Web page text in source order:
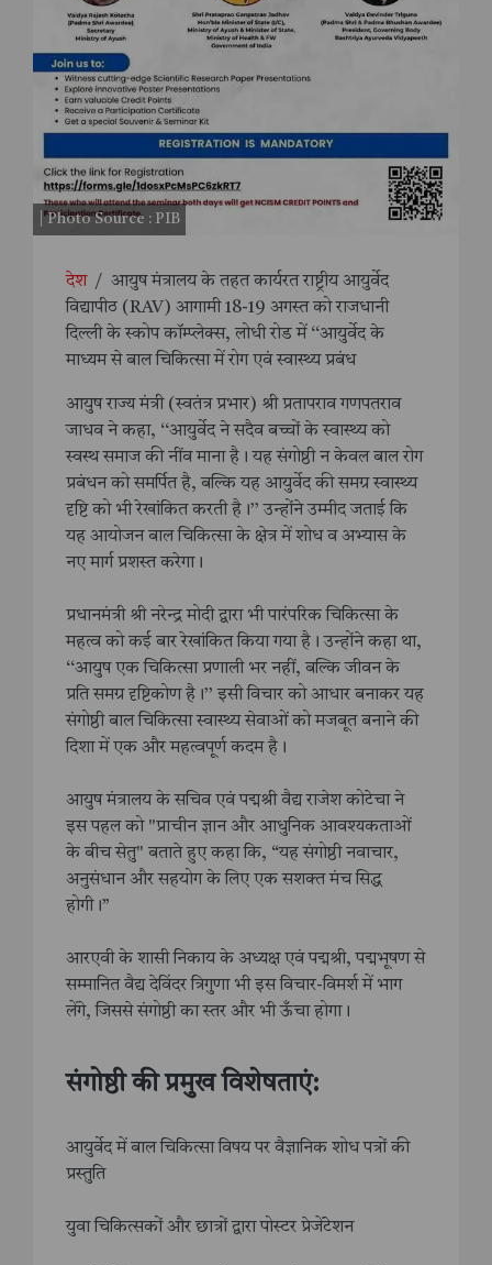
| Photo Source : PIB
देश / आयुष मंत्रालय के तहत कार्यरत राष्ट्रीय आयुर्वेद
विद्यापीठ (RAV) आगामी 18-19 अगस्त को राजधानी
दिल्ली के स्कोप कॉम्प्लेक्स, लोधी रोड में ‘‘आयुर्वेद के
माध्यम से बाल चिकित्सा में रोग एवं स्वास्थ्य प्रबंध
आयुष राज्य मंत्री (स्वतंत्र प्रभार) श्री प्रतापराव गणपतराव
जाधव ने कहा, ‘‘आयुर्वेद ने सदैव बच्चों के स्वास्थ्य को
स्वस्थ समाज की नींव माना है। यह संगोष्ठी न केवल बाल रोग
प्रबंधन को समर्पित है, बल्कि यह आयुर्वेद की समग्र स्वास्थ्य
दृष्टि को भी रेखांकित करती है।’’ उन्होंने उम्मीद जताई कि
यह आयोजन बाल चिकित्सा के क्षेत्र में शोध व अभ्यास के
नए मार्ग प्रशस्त करेगा।
प्रधानमंत्री श्री नरेन्द्र मोदी द्वारा भी पारंपरिक चिकित्सा के
महत्व को कई बार रेखांकित किया गया है। उन्होंने कहा था,
‘‘आयुष एक चिकित्सा प्रणाली भर नहीं, बल्कि जीवन के
प्रति समग्र दृष्टिकोण है।’’ इसी विचार को आधार बनाकर यह
संगोष्ठी बाल चिकित्सा स्वास्थ्य सेवाओं को मजबूत बनाने की
दिशा में एक और महत्वपूर्ण कदम है।
आयुष मंत्रालय के सचिव एवं पद्मश्री वैद्य राजेश कोटेचा ने
इस पहल को "प्राचीन ज्ञान और आधुनिक आवश्यकताओं
के बीच सेतु" बताते हुए कहा कि, “यह संगोष्ठी नवाचार,
अनुसंधान और सहयोग के लिए एक सशक्त मंच सिद्ध
होगी।”
आरएवी के शासी निकाय के अध्यक्ष एवं पद्मश्री, पद्मभूषण से
सम्मानित वैद्य देविंदर त्रिगुणा भी इस विचार-विमर्श में भाग
लेंगे, जिससे संगोष्ठी का स्तर और भी ऊँचा होगा।
संगोष्ठी की प्रमुख विशेषताएं:
आयुर्वेद में बाल चिकित्सा विषय पर वैज्ञानिक शोध पत्रों की
प्रस्तुति
युवा चिकित्सकों और छात्रों द्वारा पोस्टर प्रेजेंटेशन